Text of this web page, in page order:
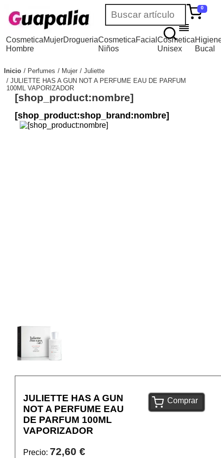
0
Cosmetica
Hombre
MujerDrogueriaCosmetica
Niños
FacialCosmetica
Unisex
Bucal
Inicio Perfumes Mujer
Juliette
JULIETTE HAS A GUN NOT A PERFUME EAU DE PARFUM
100ML VAPORIZADOR
[shop_product:nombre]
[shop_product:shop_brand:nombre]
JULIETTE HAS A GUN
NOT A PERFUME EAU
DE PARFUM 100ML
VAPORIZADOR
Precio: 72,60 €
Comprar